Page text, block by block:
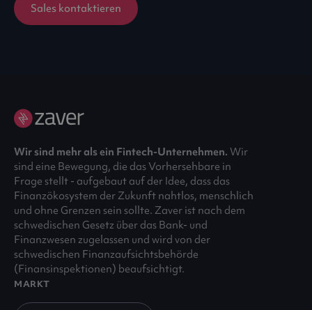
Sales kontaktieren
Wir sind mehr als ein Fintech-Unternehmen. Wir
sind eine Bewegung, die das Vorhersehbare in
Frage stellt - aufgebaut auf der Idee, dass das
Finanzökosystem der Zukunft nahtlos, menschlich
und ohne Grenzen sein sollte. Zaver ist nach dem
schwedischen Gesetz über das Bank- und
Finanzwesen zugelassen und wird von der
schwedischen Finanzaufsichtsbehörde
(Finansinspektionen) beaufsichtigt.
MARKT